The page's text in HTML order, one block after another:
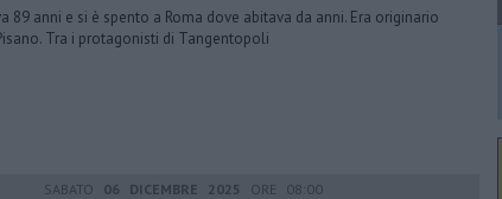
89 anni e si è spento a Roma dove abitava da anni. Era originario
Tra i protagonisti di Tangentopoli
SABATO 06 DICEMBRE 2025 ORE 08:00